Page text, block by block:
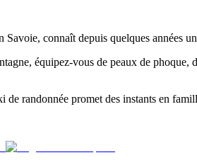
connaît depuis quelques années
équipez-vous de peaux de phoque,
de randonnée promet des instants en